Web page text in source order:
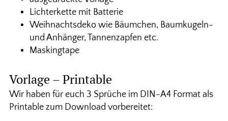
Lichterkette mit Batterie
Weihnachtsdeko wie Bäumchen, Baumkugeln-
und Anhänger, Tannenzapfen etc.
Maskingtape
Vorlage – Printable
Wir haben für euch 3 Sprüche im DIN-A4 Format als
Printable zum Download vorbereitet: